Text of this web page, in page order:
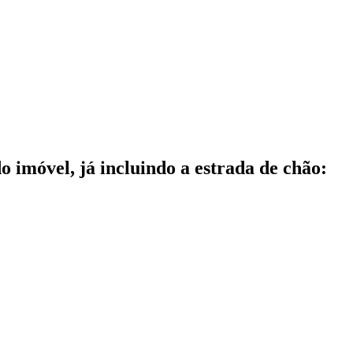
imóvel, já incluindo a estrada de chão: